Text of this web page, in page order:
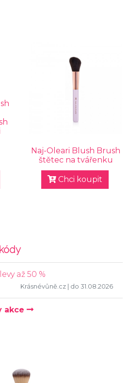
Naj-Oleari Blush Brush
štětec na tvářenku
Chci koupit
až 50 %
Krásnévůně.cz | do 31.08.2026
akce